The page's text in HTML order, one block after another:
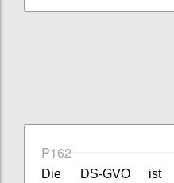
P162
Die DS-GVO ist